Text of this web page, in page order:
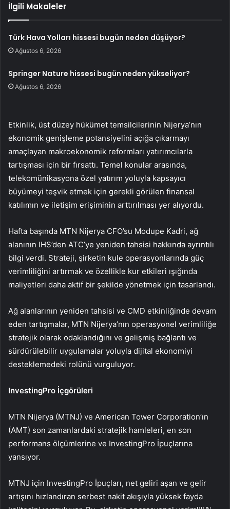
İlgili Makaleler
Türk Hava Yolları hissesi bugün neden düşüyor?
Ağustos 6, 2026
Springer Nature hissesi bugün neden yükseliyor?
Ağustos 6, 2026
Etkinlik, üst düzey hükümet temsilcilerinin Nijerya’nın
ekonomik genişleme potansiyelini açığa çıkarmayı
amaçlayan makroekonomik reformları yatırımcılarla
tartışması için bir fırsattı. Temel konular arasında,
telekomünikasyona özel yatırım yoluyla kapsayıcı
büyümeyi teşvik etmek için gerekli görülen finansal
katılımın ve iletişim erişiminin arttırılması yer alıyordu.
Hafta başında MTN Nijerya CFO’su Modupe Kadri, ağ
alanının IHS’den ATC’ye yeniden tahsisi hakkında ayrıntılı
bilgi verdi. Strateji, şirketin kule operasyonlarında güç
verimliliğini artırmak ve özellikle kur etkileri ışığında
maliyetleri daha aktif bir şekilde yönetmek için tasarlandı.
Ağ alanlarının yeniden tahsisi ve CMD etkinliğinde devam
eden tartışmalar, MTN Nijerya’nın operasyonel verimliliğe
stratejik olarak odaklandığını ve gelişmiş bağlantı ve
sürdürülebilir uygulamalar yoluyla dijital ekonomiyi
desteklemedeki rolünü vurguluyor.
InvestingPro İçgörüleri
MTN Nijerya (MTNJ) ve American Tower Corporation’ın
(AMT) son zamanlardaki stratejik hamleleri, en son
performans ölçümlerine ve InvestingPro İpuçlarına
yansıyor.
MTNJ için InvestingPro İpuçları, net geliri aşan ve gelir
artışını hızlandıran serbest nakit akışıyla yüksek fayda